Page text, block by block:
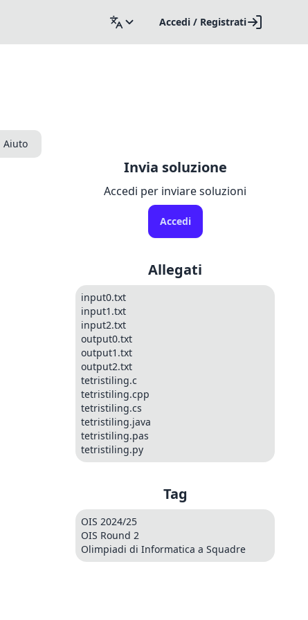
Accedi / Registrati
Aiuto
Invia soluzione
Accedi per inviare soluzioni
Accedi
Allegati
input0.txt
input1.txt
input2.txt
output0.txt
output1.txt
output2.txt
tetristiling.c
tetristiling.cpp
tetristiling.cs
tetristiling.java
tetristiling.pas
tetristiling.py
Tag
OIS 2024/25
OIS Round 2
Olimpiadi di Informatica a Squadre